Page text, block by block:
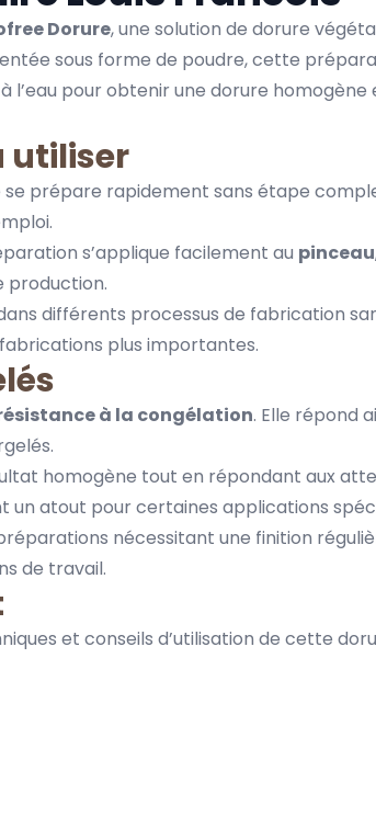
Dorure, une solution de dorure
sous forme de poudre, cette
l’eau pour obtenir une dorure
utiliser
prépare rapidement sans étape
s’applique facilement au pinceau
production.
différents processus de fabrication
plus importantes.
à la congélation. Elle répond
homogène tout en répondant aux
un atout pour certaines applications
nécessitant une finition
de travail.
et conseils d’utilisation de cette